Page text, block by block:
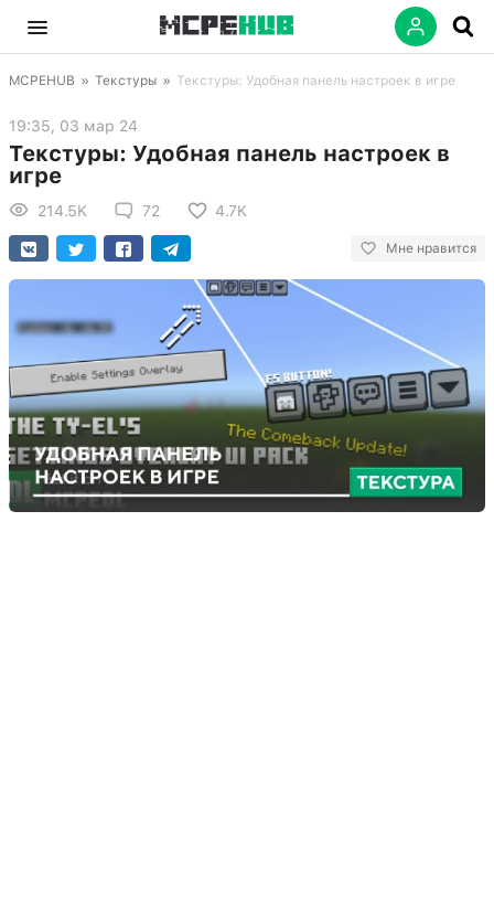
MCPEHUB » Текстуры » Текстуры: Удобная панель настроек в игре
19:35, 03 мар 24
Текстуры: Удобная панель настроек в
игре
214.5K 72 4.7K
Мне нравится